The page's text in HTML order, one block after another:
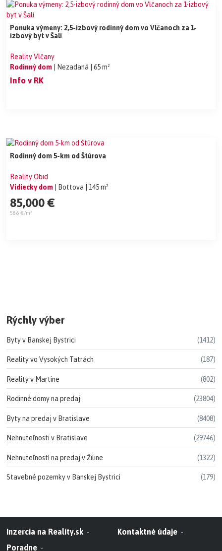
Ponuka výmeny: 2,5-izbový rodinný dom vo Vlčanoch za 1-
izbový byt v Šali
Reality Vlčany
Rodinný dom
| Nezadaná | 65 m²
Info v RK
Rodinný dom 5-km od Štúrova
Reality Obid
Vidiecky dom
| Bottova | 145 m²
85,000 €
586 €/m²
Rýchly výber
Byty v Banskej Bystrici (1412)
Reality vo Vysokých Tatrách (187)
Reality v Martine (802)
Rodinné domy na predaj (23804)
Byty na predaj v Bratislave (8408)
Nehnuteľnosti v Bratislave (29746)
Nehnuteľností na predaj v Žiline (1322)
Stavebné pozemky v Banskej Bystrici (179)
Inzercia na Reality.sk
Kontaktné údaje
Poradne